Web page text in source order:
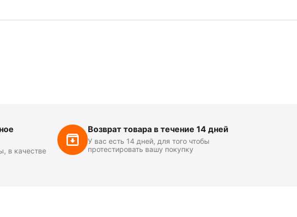
в качестве
Возврат товара в течение 14 дней
У вас есть 14 дней, для того чтобы
протестировать вашу покупку